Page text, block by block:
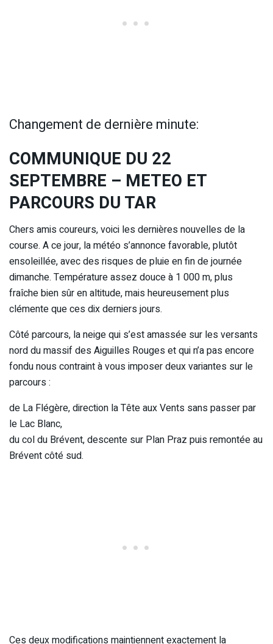
Changement de dernière minute:
COMMUNIQUE DU 22
SEPTEMBRE – METEO ET
PARCOURS DU TAR
Chers amis coureurs, voici les dernières nouvelles de la
course. A ce jour, la météo s’annonce favorable, plutôt
ensoleillée, avec des risques de pluie en fin de journée
dimanche. Température assez douce à 1 000 m, plus
fraîche bien sûr en altitude, mais heureusement plus
clémente que ces dix derniers jours.
Côté parcours, la neige qui s’est amassée sur les versants
nord du massif des Aiguilles Rouges et qui n’a pas encore
fondu nous contraint à vous imposer deux variantes sur le
parcours :
de La Flégère, direction la Tête aux Vents sans passer par
le Lac Blanc,
du col du Brévent, descente sur Plan Praz puis remontée au
Brévent côté sud.
Ces deux modifications maintiennent exactement la